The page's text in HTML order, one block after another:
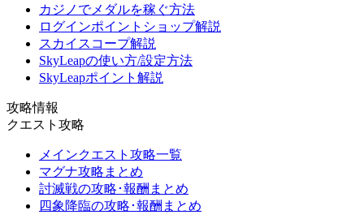
カジノでメダルを稼ぐ方法
ログインポイントショップ解説
スカイスコープ解説
SkyLeapの使い方/設定方法
SkyLeapポイント解説
攻略情報
クエスト攻略
メインクエスト攻略一覧
マグナ攻略まとめ
討滅戦の攻略･報酬まとめ
四象降臨の攻略･報酬まとめ